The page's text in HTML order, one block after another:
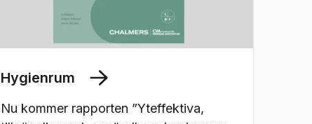
Hygienrum
Nu kommer rapporten ”Yteffektiva,